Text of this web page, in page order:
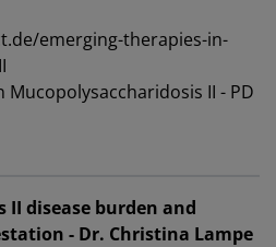
emerging-therapies-in-
Mucopolysaccharidosis II - PD
II disease burden and
- Dr. Christina Lampe